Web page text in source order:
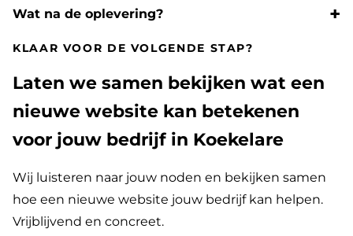
Wat na de oplevering?
KLAAR VOOR DE VOLGENDE STAP?
Laten we samen bekijken wat een
nieuwe website kan betekenen
voor jouw bedrijf in Koekelare
Wij luisteren naar jouw noden en bekijken samen
hoe een nieuwe website jouw bedrijf kan helpen.
Vrijblijvend en concreet.